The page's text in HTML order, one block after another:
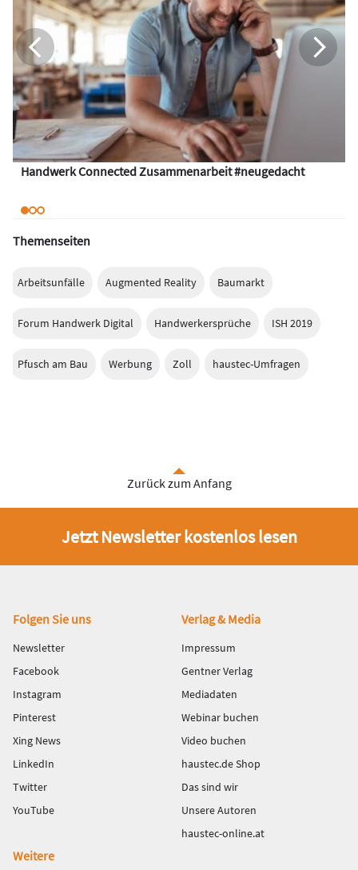
Handwerk Connected Zusammenarbeit #neugedacht
Themenseiten
Arbeitsunfälle Augmented Reality Baumarkt
Forum Handwerk Digital Handwerkersprüche ISH 2019
Pfusch am Bau Werbung Zoll haustec-Umfragen
Zurück zum Anfang
Jetzt Newsletter kostenlos lesen
Fußbereich
Folgen Sie uns
Newsletter
Facebook
Instagram
Pinterest
Xing News
LinkedIn
Twitter
YouTube
Verlag & Media
Impressum
Gentner Verlag
Mediadaten
Webinar buchen
Video buchen
haustec.de Shop
Das sind wir
Unsere Autoren
haustec-online.at
Weitere